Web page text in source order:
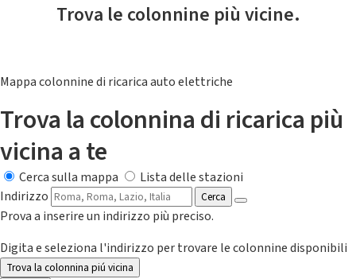
Trova le colonnine più vicine.
Mappa colonnine di ricarica auto elettriche
Trova la colonnina di ricarica più
vicina a te
Cerca sulla mappa
Lista delle stazioni
Indirizzo
Cerca
Prova a inserire un indirizzo più preciso.
Digita e seleziona l'indirizzo per trovare le colonnine disponibili
Trova la colonnina piú vicina